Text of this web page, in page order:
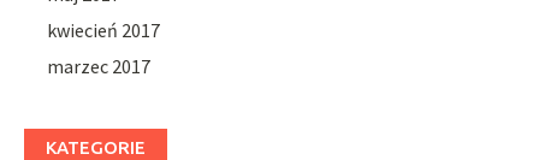
kwiecień 2017
marzec 2017
KATEGORIE